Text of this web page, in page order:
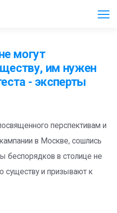
могут
им нужен
- эксперты
перспективам и
в Москве, сошлись
беспорядков в столице не
существу и призывают к